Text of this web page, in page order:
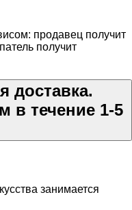
продавец получит
получит
доставка.
в течение 1-5
занимается